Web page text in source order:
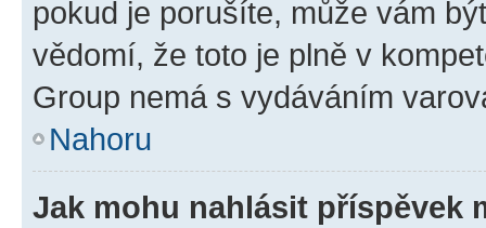
pokud je porušíte, může vám
vědomí, že toto je plně v
Group nemá s vydáváním
Nahoru
Jak mohu nahlásit příspěvek